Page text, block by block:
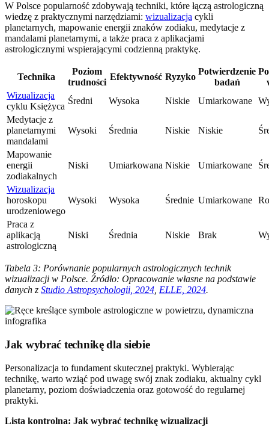
W Polsce popularność zdobywają techniki, które łączą astrologiczną
wiedzę z praktycznymi narzędziami: wizualizacja cykli
planetarnych, mapowanie energii znaków zodiaku, medytacje z
mandalami planetarnymi, a także praca z aplikacjami
astrologicznymi wspierającymi codzienną praktykę.
Technika
Poziom
trudności
Efektywność Ryzyko
Potwierdzenie
badań
Wizualizacja
cyklu Księżyca
Średni Wysoka Niskie Umiarkowane
Medytacje z
planetarnymi
mandalami
Wysoki Średnia Niskie Niskie
Mapowanie
energii
zodiakalnych
Niski Umiarkowana Niskie Umiarkowane
Wizualizacja
horoskopu
urodzeniowego
Wysoki Wysoka Średnie Umiarkowane
Praca z
aplikacją
astrologiczną
Niski Średnia Niskie Brak
Tabela 3: Porównanie popularnych astrologicznych technik
wizualizacji w Polsce. Źródło: Opracowanie własne na podstawie
danych z Studio Astropsychologii, 2024 ELLE, 2024.
Jak wybrać technikę dla siebie
Personalizacja to fundament skutecznej praktyki. Wybierając
technikę, warto wziąć pod uwagę swój znak zodiaku, aktualny cykl
planetarny, poziom doświadczenia oraz gotowość do regularnej
praktyki.
Lista kontrolna: Jak wybrać technikę wizualizacji